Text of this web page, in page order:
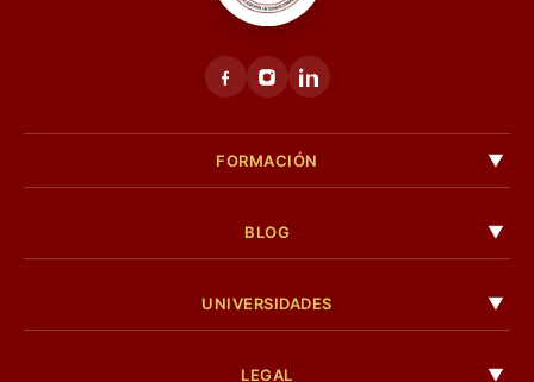
FORMACIÓN
BLOG
UNIVERSIDADES
LEGAL